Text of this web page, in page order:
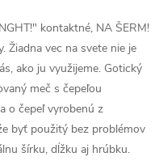
kontaktné, NA ŠERM!
Žiadna vec na svete nie je
ako ju využijeme. Gotický
meč s čepeľou
o čepeľ vyrobenú z
byť použitý bez problémov
šírku, dĺžku aj hrúbku.